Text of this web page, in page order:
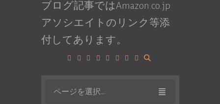
ブログ記事ではAmazon.co.jp
アソシエイトのリンク等添
付してあります。
ページを選択...